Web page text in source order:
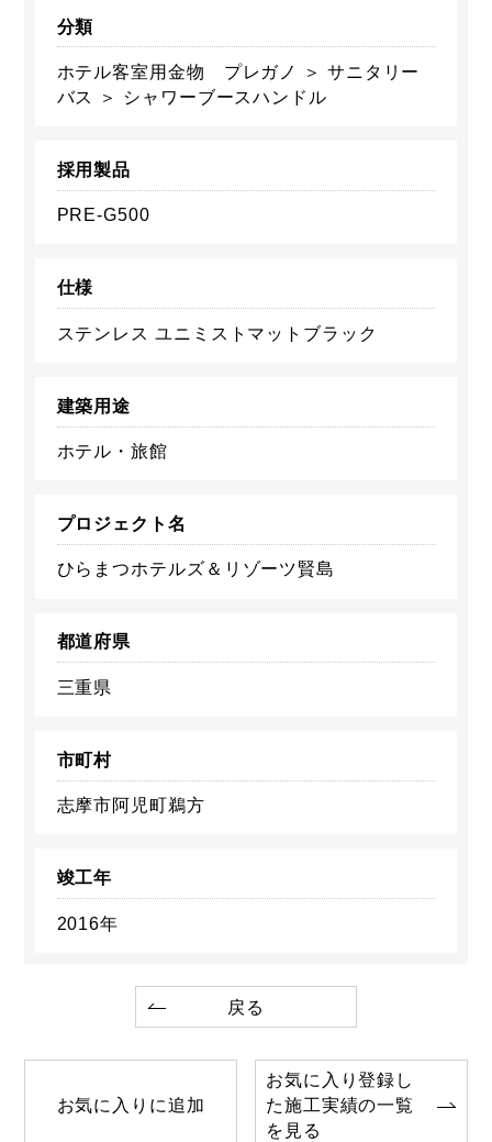
分類
ホテル客室用金物 プレガノ ＞ サニタリー
バス ＞ シャワーブースハンドル
採用製品
PRE-G500
仕様
ステンレス ユニミストマットブラック
建築用途
ホテル・旅館
プロジェクト名
ひらまつホテルズ＆リゾーツ賢島
都道府県
三重県
市町村
志摩市阿児町鵜方
竣工年
2016年
戻る
お気に入りに追加
お気に入り登録し
た施工実績の一覧
を見る